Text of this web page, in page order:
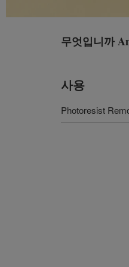
무엇입니까
사용
Photoresist